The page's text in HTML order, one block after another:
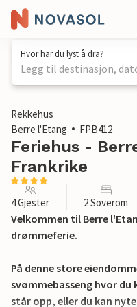
Hvor har du lyst å dra?
Legg til destinasjon,
1 / 36
Rekkehus
Berre l'Etang
FPB412
Feriehus -
Frankrike
4 Gjester 2 Soverom
Velkommen til Berre
drømmeferie.
På denne store
svømmebasseng hvor du
står opp, eller du kan